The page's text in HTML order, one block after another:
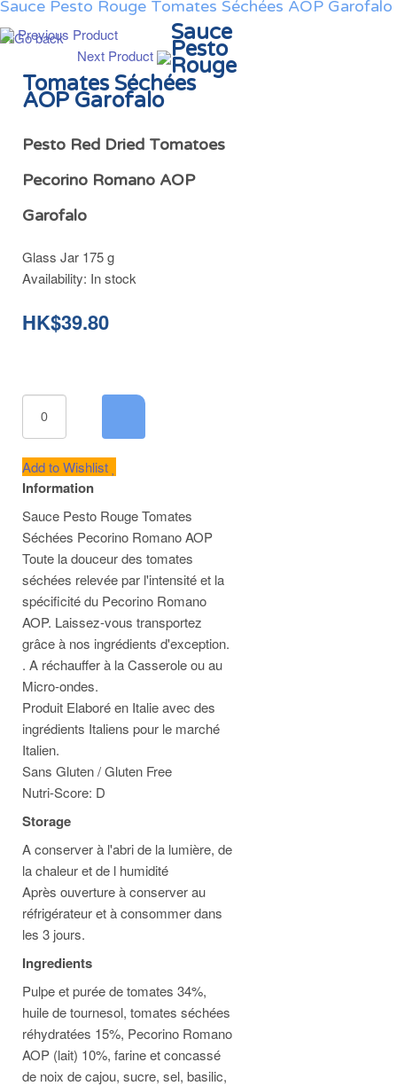
Sauce Pesto Rouge Tomates Séchées AOP Garofalo
Previous Product
Next Product
Sauce
Pesto
Rouge
Tomates Séchées
AOP Garofalo
Pesto Red Dried Tomatoes
Pecorino Romano AOP
Garofalo
Glass Jar 175 g
Availability: In stock
HK$39.80
Add to Wishlist
Information
Sauce Pesto Rouge Tomates
Séchées Pecorino Romano AOP
Toute la douceur des tomates
séchées relevée par l'intensité et la
spécificité du Pecorino Romano
AOP. Laissez-vous transportez
grâce à nos ingrédients d'exception.
. A réchauffer à la Casserole ou au
Micro-ondes.
Produit Elaboré en Italie avec des
ingrédients Italiens pour le marché
Italien.
Sans Gluten / Gluten Free
Nutri-Score: D
Storage
A conserver à l'abri de la lumière, de
la chaleur et de l humidité
Après ouverture à conserver au
réfrigérateur et à consommer dans
les 3 jours.
Ingredients
Pulpe et purée de tomates 34%,
huile de tournesol, tomates séchées
réhydratées 15%, Pecorino Romano
AOP (lait) 10%, farine et concassé
de noix de cajou, sucre, sel, basilic,